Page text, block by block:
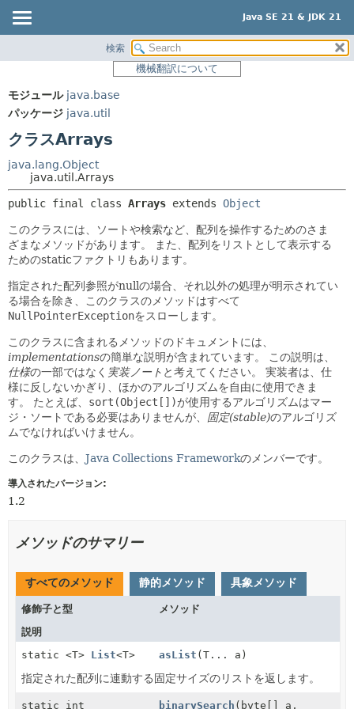
Java SE 21 & JDK 21
パッケージ
使用
ツリー
プレビュー
非推奨
ヘルプ
サマリー:
ネスト済
フィールド
コンストラクタ
メソッド
検索
機械翻訳について
モジュール java.base
パッケージ java.util
クラスArrays
java.lang.Object
java.util.Arrays
public final class Arrays extends Object
このクラスには、ソートや検索など、配列を操作するためのさま
ざまなメソッドがあります。
また、配列をリストとして表示する
ためのstaticファクトリもあります。
指定された配列参照がnullの場合、それ以外の処理が明示されてい
る場合を除き、このクラスのメソッドはすべて
NullPointerExceptionをスローします。
このクラスに含まれるメソッドのドキュメントには、
implementationsの簡単な説明が含まれています。
この説明は、
仕様の一部ではなく 実装ノート と考えてください。
実装者は、仕
様に反しないかぎり、ほかのアルゴリズムを自由に使用できま
す。
たとえば、 sort(Object[])が使用するアルゴリズムはマー
ジ・ソートである必要はありませんが、 固定(stable)のアルゴリズ
ムでなければいけません。
このクラスは、 Java Collections Frameworkのメンバーです。
導入されたバージョン:
1.2
メソッドのサマリー
すべてのメソッド 静的メソッド 具象メソッド
修飾子と型
メソッド
説明
static <T> List<T> asList (T... a)
指定された配列に連動する固定サイズのリストを返します。
static int binarySearch (byte[] a,